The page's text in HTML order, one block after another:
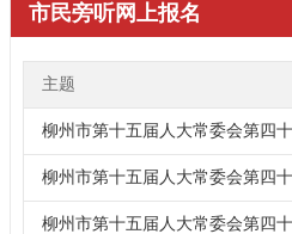
市民旁听网上报名
主题
柳州市第十五届人大常委会第四
柳州市第十五届人大常委会第四
柳州市第十五届人大常委会第四